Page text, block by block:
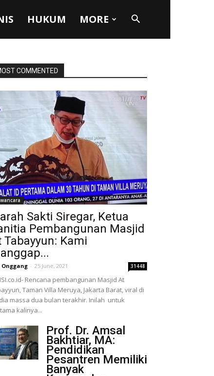
HUKUM MORE
COMMENTED
Sakti Siregar, Ketua
Pembangunan Masjid
Tabayyun: Kami
- 25 June, 2021 31448
Rencana pembangunan Masjid At
Taman Villa Meruya, Jakarta Barat, viral di
massa dua bulan terakhir. Inilah untuk
kalinya...
Prof. Dr. Amsal
Bakhtiar, MA:
Pendidikan
Pesantren Memiliki
Banyak